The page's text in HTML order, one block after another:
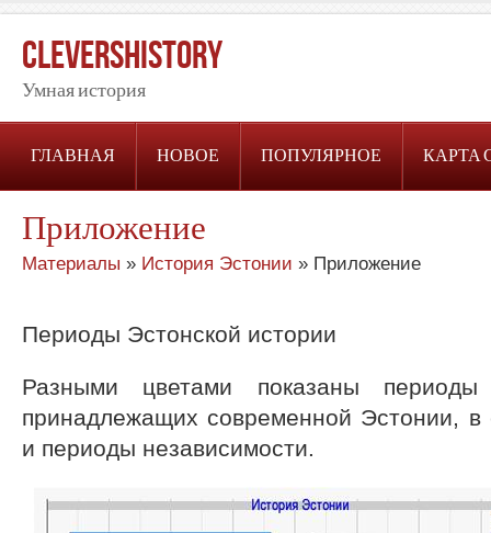
CleversHistory
Умная история
ГЛАВНАЯ НОВОЕ ПОПУЛЯРНОЕ КАРТА
Приложение
Материалы » История Эстонии » Приложение
Периоды Эстонской истории
Разными цветами показаны периоды
принадлежащих современной Эстонии, в
и периоды независимости.